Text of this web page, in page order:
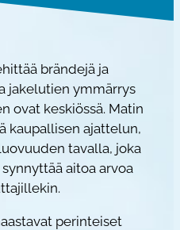
brändejä ja
jakelutien ymmärrys
ovat keskiössä. Matin
kaupallisen ajattelun,
tavalla, joka
aitoa arvoa
perinteiset